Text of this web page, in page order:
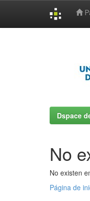
Dspace
No
No existen
Página de